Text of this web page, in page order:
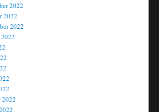
2022
2022
2022
2022